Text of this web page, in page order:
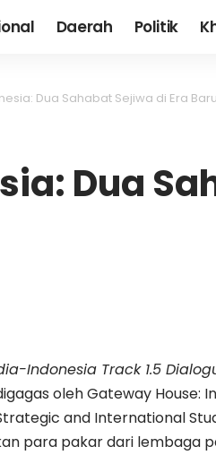
Daerah Politik
Dua Sahabat Sejiwa di Era Baru
Dua
Indonesia Track 1.5
oleh Gateway House:
and International
para pakar dari lembaga